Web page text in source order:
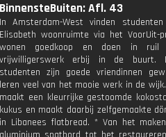
BinnensteBuiten: Afl. 43
In Amsterdam-West vinden
Elisabeth woonruimte via het VoorUit-
wonen goedkoop en doen in ruil
vrijwilligerswerk erbij in de buurt.
studenten zijn goede vriendinnen
leren veel van het mooie werk in de
maakt een kleurrijke gestoomde
kukus en maakt daarbij zelfgemaakte
in Libanees flatbread. * Van het